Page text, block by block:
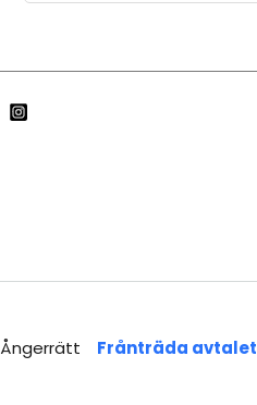
Ångerrätt Frånträda avtalet